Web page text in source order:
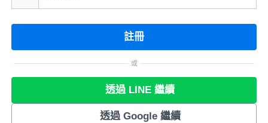
註冊
或
透過 LINE 繼續
透過 Google 繼續